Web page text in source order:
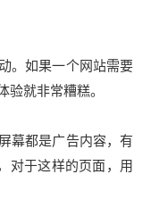
。如果一个网站需要
验就非常糟糕。
幕都是广告内容，有
对于这样的页面，用